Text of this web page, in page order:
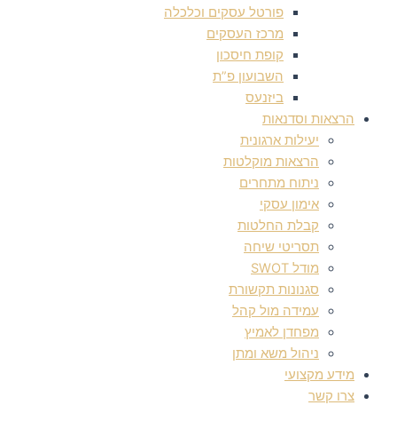
פורטל עסקים וכלכלה
מרכז העסקים
קופת חיסכון
השבועון פ”ת
ביזנעס
הרצאות וסדנאות
יעילות ארגונית
הרצאות מוקלטות
ניתוח מתחרים
אימון עסקי
קבלת החלטות
תסריטי שיחה
מודל SWOT
סגנונות תקשורת
עמידה מול קהל
מפחדן לאמיץ
ניהול משא ומתן
מידע מקצועי
צרו קשר